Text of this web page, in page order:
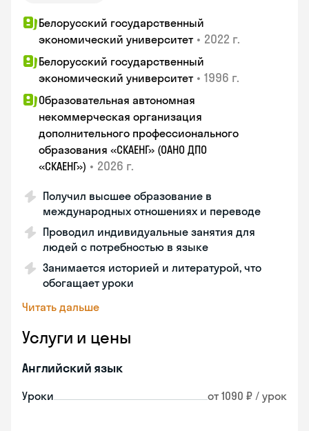
Белорусский государственный
экономический университет • 2022 г.
Белорусский государственный
экономический университет • 1996 г.
Образовательная автономная
некоммерческая организация
дополнительного профессионального
образования «СКАЕНГ» (ОАНО ДПО
«СКАЕНГ») • 2026 г.
Получил высшее образование в
международных отношениях и переводе
Проводил индивидуальные занятия для
людей с потребностью в языке
Занимается историей и литературой, что
обогащает уроки
Читать дальше
Услуги и цены
Английский язык
Уроки от 1090 ₽ / урок